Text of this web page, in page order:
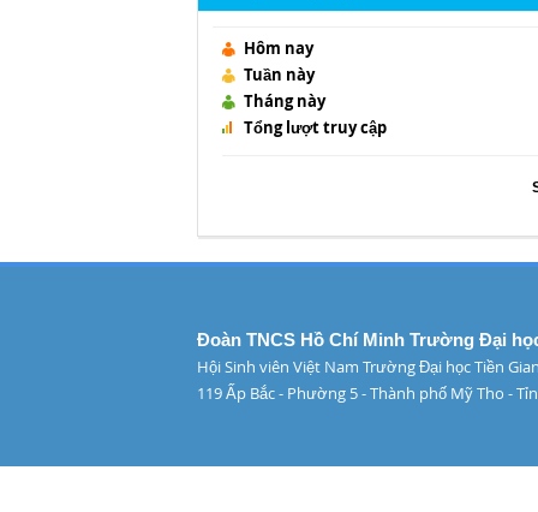
Hôm nay
Tuần này
Tháng này
Tổng lượt truy cập
Đoàn TNCS Hồ Chí Minh Trường Đại
Hội Sinh viên Việt Nam Trường Đại học Tiền
119 Ấp Bắc - Phường 5 - Thành phố Mỹ Tho -